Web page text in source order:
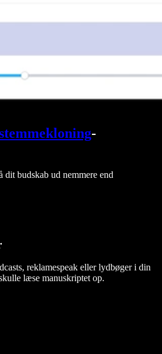
-
budskab ud nemmere end
reklamespeak eller lydbøger i din
læse manuskriptet op.